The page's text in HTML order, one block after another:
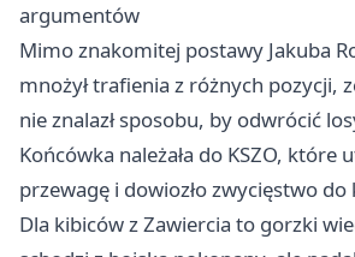
argumentów
Mimo znakomitej postawy Jakuba
mnożył trafienia z różnych pozycji,
nie znalazł sposobu, by odwrócić
Końcówka należała do KSZO, które
przewagę i dowiozło zwycięstwo
Dla kibiców z Zawiercia to gorzki